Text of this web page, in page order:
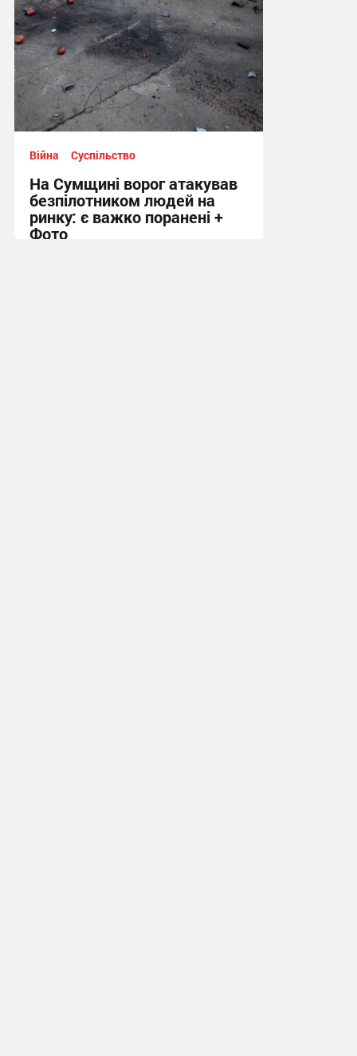
Війна Суспільство
На Сумщині ворог атакував
безпілотником людей на
ринку: є важко поранені +
Фото